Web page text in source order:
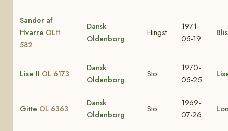
Sander af
Hvarre OLH
582
Dansk
Oldenborg
Hingst
1971-
05-19
Lise II OL 6173
Dansk
Oldenborg
Sto
1970-
05-25
Gitte OL 6363
Dansk
Oldenborg
Sto
1969-
07-26